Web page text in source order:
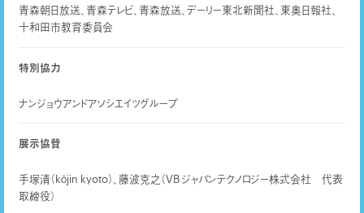
青森朝日放送、青森テレビ、青森放送、デーリー東北新聞社、東奥日報社、
十和田市教育委員会
特別協力
ナンジョウアンドアソシエイツグループ
展示協賛
手塚清（kōjin kyoto）、藤波克之（VB ジャパンテクノロジー株式会社 代表
取締役）